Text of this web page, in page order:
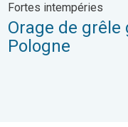
Fortes intempéries
Orage de
Pologne